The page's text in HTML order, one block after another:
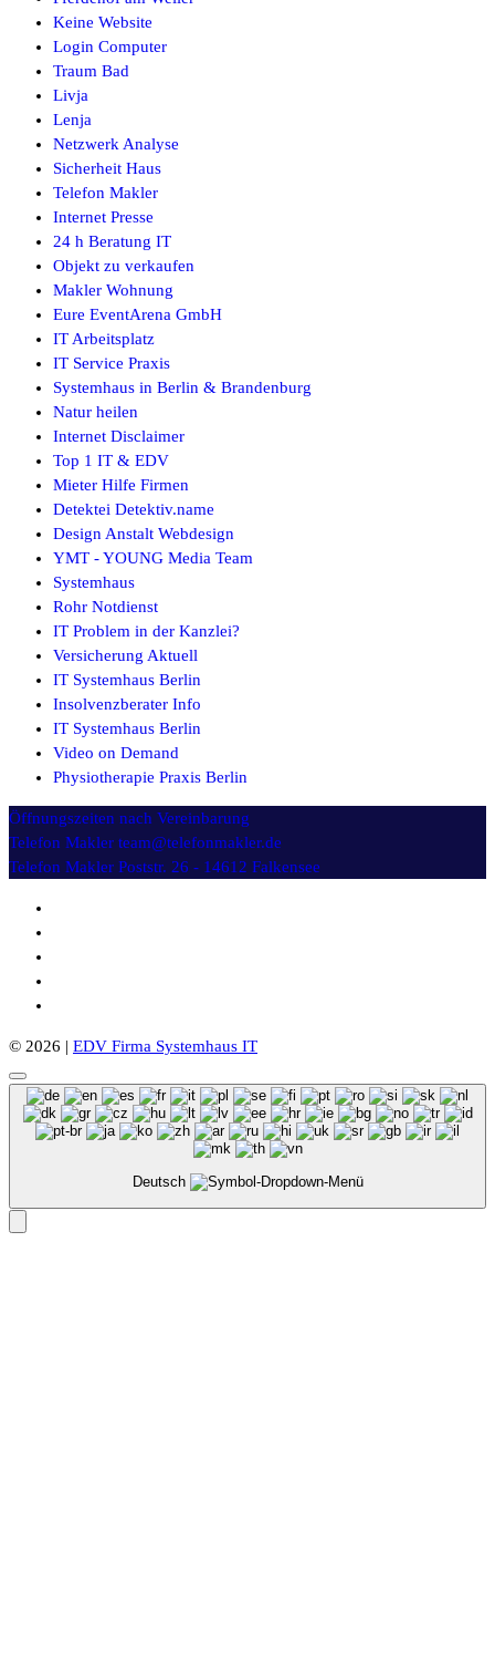
Keine Website
Login Computer
Traum Bad
Livja
Lenja
Netzwerk Analyse
Sicherheit Haus
Telefon Makler
Internet Presse
24 h Beratung IT
Objekt zu verkaufen
Makler Wohnung
Eure EventArena GmbH
IT Arbeitsplatz
IT Service Praxis
Systemhaus in Berlin & Brandenburg
Natur heilen
Internet Disclaimer
Top 1 IT & EDV
Mieter Hilfe Firmen
Detektei Detektiv.name
Design Anstalt Webdesign
YMT - YOUNG Media Team
Systemhaus
Rohr Notdienst
IT Problem in der Kanzlei?
Versicherung Aktuell
IT Systemhaus Berlin
Insolvenzberater Info
IT Systemhaus Berlin
Video on Demand
Physiotherapie Praxis Berlin
Öffnungszeiten nach Vereinbarung
Telefon Makler team@telefonmakler.de
Telefon Makler Poststr. 26 - 14612 Falkensee
© 2026 | EDV Firma Systemhaus IT
Deutsch